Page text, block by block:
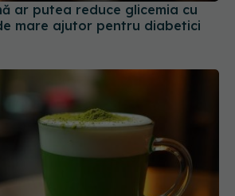
ar putea reduce glicemia cu
mare ajutor pentru diabetici